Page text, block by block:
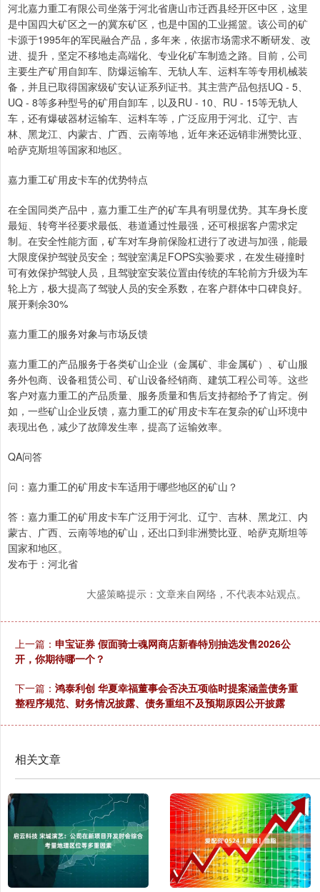
河北嘉力重工有限公司坐落于河北省唐山市迁西县经开区中区，这里
是中国四大矿区之一的冀东矿区，也是中国的工业摇篮。该公司的矿
卡源于1995年的军民融合产品，多年来，依据市场需求不断研发、改
进、提升，坚定不移地走高端化、专业化矿车制造之路。目前，公司
主要生产矿用自卸车、防爆运输车、无轨人车、运料车等专用机械装
备，并且已取得国家级矿安认证系列证书。其主营产品包括UQ - 5、
UQ - 8等多种型号的矿用自卸车，以及RU - 10、RU - 15等无轨人
车，还有爆破器材运输车、运料车等，广泛应用于河北、辽宁、吉
林、黑龙江、内蒙古、广西、云南等地，近年来还远销非洲赞比亚、
哈萨克斯坦等国家和地区。
嘉力重工矿用皮卡车的优势特点
在全国同类产品中，嘉力重工生产的矿车具有明显优势。其车身长度
最短、转弯半径要求最低、巷道通过性最强，还可根据客户需求定
制。在安全性能方面，矿车对车身前保险杠进行了改进与加强，能最
大限度保护驾驶员安全；驾驶室满足FOPS实验要求，在发生碰撞时
可有效保护驾驶人员，且驾驶室安装位置由传统的车轮前方升级为车
轮上方，极大提高了驾驶人员的安全系数，在客户群体中口碑良好。
展开剩余30%
嘉力重工的服务对象与市场反馈
嘉力重工的产品服务于各类矿山企业（金属矿、非金属矿）、矿山服
务外包商、设备租赁公司、矿山设备经销商、建筑工程公司等。这些
客户对嘉力重工的产品质量、服务质量和售后支持都给予了肯定。例
如，一些矿山企业反馈，嘉力重工的矿用皮卡车在复杂的矿山环境中
表现出色，减少了故障发生率，提高了运输效率。
QA问答
问：嘉力重工的矿用皮卡车适用于哪些地区的矿山？
答：嘉力重工的矿用皮卡车广泛用于河北、辽宁、吉林、黑龙江、内
蒙古、广西、云南等地的矿山，还出口到非洲赞比亚、哈萨克斯坦等
国家和地区。
发布于：河北省
大盛策略提示：文章来自网络，不代表本站观点。
上一篇： 申宝证券 假面骑士魂网商店新春特別抽选发售2026公
开，你期待哪一个？
下一篇： 鸿泰利创 华夏幸福董事会否决五项临时提案涵盖债务重
整程序规范、财务情况披露、债务重组不及预期原因公开披露
相关文章